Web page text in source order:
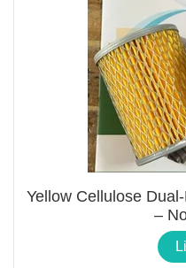
Yellow Cellulose
–